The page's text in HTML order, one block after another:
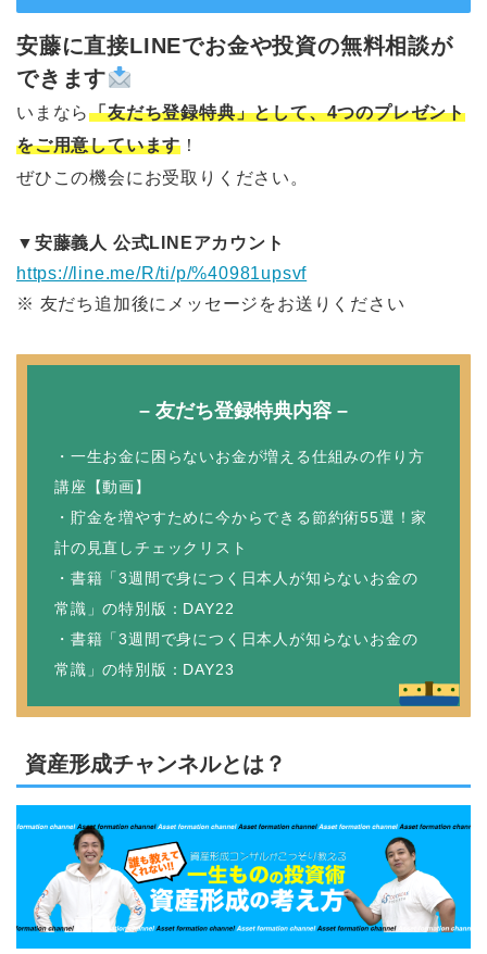
安藤に直接LINEでお金や投資の無料相談が
できます
いまなら「友だち登録特典」として、4つのプレゼント
をご用意しています ！
ぜひこの機会にお受取りください。
▼安藤義人 公式LINEアカウント
https://line.me/R/ti/p/%40981upsvf
※ 友だち追加後にメッセージをお送りください
– 友だち登録特典内容 –
・一生お金に困らないお金が増える仕組みの作り方
講座【動画】
・貯金を増やすために今からできる節約術55選！家
計の見直しチェックリスト
・書籍「3週間で身につく日本人が知らないお金の
常識」の特別版：DAY22
・書籍「3週間で身につく日本人が知らないお金の
常識」の特別版：DAY23
資産形成チャンネルとは？